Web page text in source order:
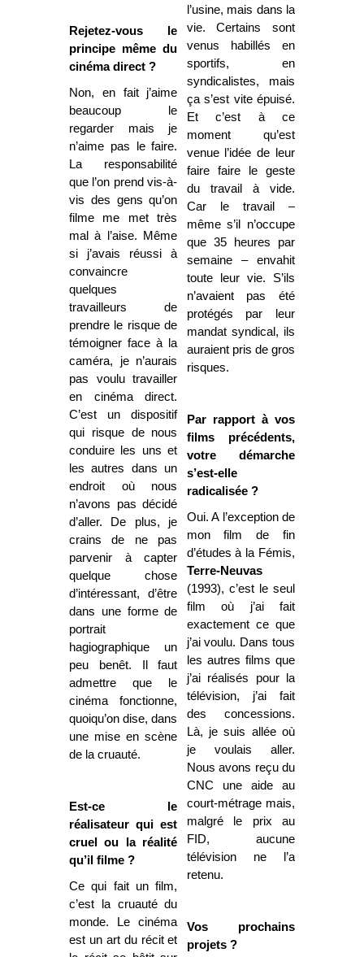
Rejetez-vous le
principe même du
cinéma direct ?
Non, en fait j’aime
beaucoup le
regarder mais je
n’aime pas le faire.
La responsabilité
que l’on prend vis-à-
vis des gens qu’on
filme me met très
mal à l’aise. Même
si j’avais réussi à
convaincre
quelques
travailleurs de
prendre le risque de
témoigner face à la
caméra, je n’aurais
pas voulu travailler
en cinéma direct.
C’est un dispositif
qui risque de nous
conduire les uns et
les autres dans un
endroit où nous
n’avons pas décidé
d’aller. De plus, je
crains de ne pas
parvenir à capter
quelque chose
d’intéressant, d’être
dans une forme de
portrait
hagiographique un
peu benêt. Il faut
admettre que le
cinéma fonctionne,
quoiqu’on dise, dans
une mise en scène
de la cruauté.
Est-ce le
réalisateur qui est
cruel ou la réalité
qu’il filme ?
Ce qui fait un film,
c’est la cruauté du
monde. Le cinéma
est un art du récit et
l’usine, mais dans la
vie. Certains sont
venus habillés en
sportifs, en
syndicalistes, mais
ça s’est vite épuisé.
Et c’est à ce
moment qu’est
venue l’idée de leur
faire faire le geste
du travail à vide.
Car le travail –
même s’il n’occupe
que 35 heures par
semaine – envahit
toute leur vie. S’ils
n’avaient pas été
protégés par leur
mandat syndical, ils
auraient pris de gros
risques.
Par rapport à vos
films précédents,
votre démarche
s’est-elle
radicalisée ?
Oui. A l’exception de
mon film de fin
d’études à la Fémis,
Terre-Neuvas
(1993), c’est le seul
film où j’ai fait
exactement ce que
j’ai voulu. Dans tous
les autres films que
j’ai réalisés pour la
télévision, j’ai fait
des concessions.
Là, je suis allée où
je voulais aller.
Nous avons reçu du
CNC une aide au
court-métrage mais,
malgré le prix au
FID, aucune
télévision ne l’a
retenu.
Vos prochains
projets ?